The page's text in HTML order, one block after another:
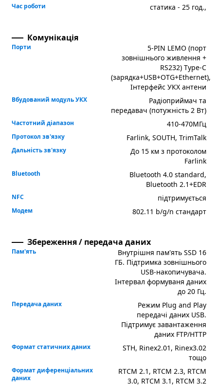
Час роботи статика - 25 год.,
Комунікація
Порти
5-PIN LEMO (порт
зовнішнього живлення +
RS232) Type-C
(зарядка+USB+OTG+Ethernet),
Інтерфейс УКХ антени
Вбудований модуль УКХ
Радіоприймач та
передавач (потужність 2 Вт)
Частотний діапазон 410-470МГц
Протокол зв'язку Farlink, SOUTH, TrimTalk
Дальність зв'язку
До 15 км з протоколом
Farlink
Bluetooth
Bluetooth 4.0 standard,
Bluetooth 2.1+EDR
NFC підтримується
Модем 802.11 b/g/n стандарт
Збереження / передача даних
Пам'ять
Внутрішня пам'ять SSD 16
ГБ. Підтримка зовнішнього
USB-накопичувача.
Інтервал формуваня даних
до 20 Гц.
Передача даних
Режим Plug and Play
передачі даних USB.
Підтримує завантаження
даних FTP/HTTP
Формат статичних даних
STH, Rinex2.01, Rinex3.02
тощо
Формат диференціальних
даних
RTCM 2.1, RTCM 2.3, RTCM
3.0, RTCM 3.1, RTCM 3.2